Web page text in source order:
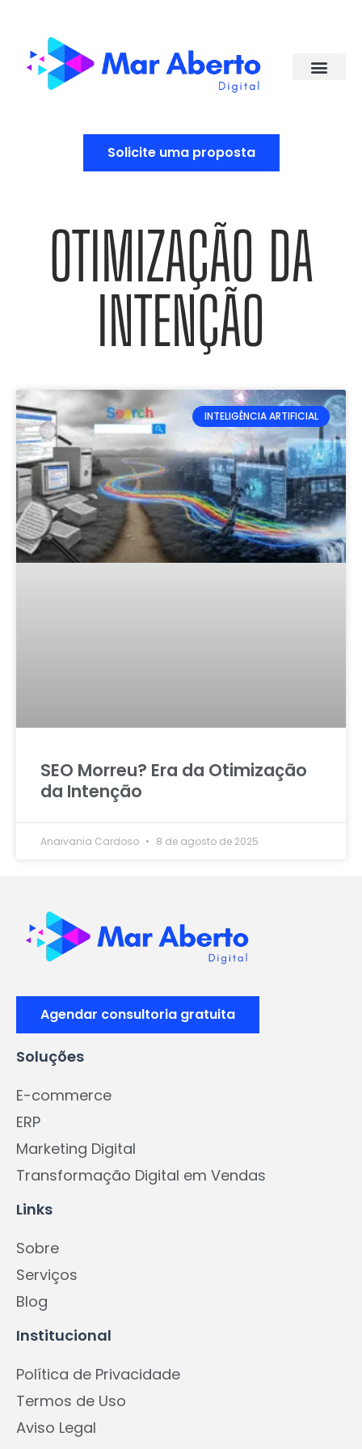
Solicite uma proposta
OTIMIZAÇÃO DA
INTENÇÃO
INTELIGÊNCIA ARTIFICIAL
SEO Morreu? Era da Otimização
da Intenção
Anaivania Cardoso 8 de agosto de 2025
Agendar consultoria gratuita
Soluções
E-commerce
ERP
Marketing Digital
Transformação Digital em Vendas
Links
Sobre
Serviços
Blog
Institucional
Política de Privacidade
Termos de Uso
Aviso Legal